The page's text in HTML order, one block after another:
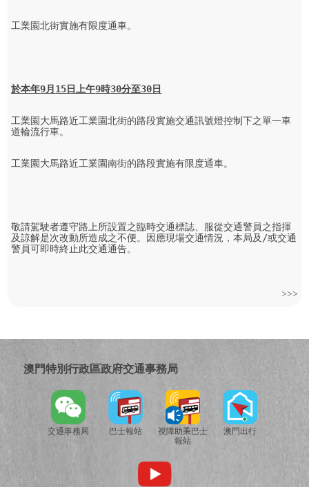
工業園北街實施有限度通車。
於本年9月 15日上午9時30分至30日
工業園大馬路近工業園北街的路段實施交通訊號燈控制下之單一車
道輪流行車。
工業園大馬路近工業園南街的路段實施有限度通車。
敬請駕駛者遵守路上所設置之臨時交通標誌、服從交通警員之指揮
及諒解是次改動所造成之不便。因應現場交通情況，本局及/或交通
警員可即時終止此交通通告。
>>>
澳門特別行政區政府交通事務局
交通事務局 巴士報站
視障助乘巴士
報站
澳門出行